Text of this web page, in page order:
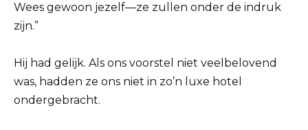
Wees gewoon jezelf—ze zullen onder de indruk
zijn.”
Hij had gelijk. Als ons voorstel niet veelbelovend
was, hadden ze ons niet in zo’n luxe hotel
ondergebracht.